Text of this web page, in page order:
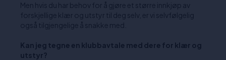
Men hvis du har behov for å gjøre et større innkjøp av
forskjellige klær og utstyr til deg selv, er vi selvfølgelig
også tilgjengelige å snakke med.
Kan jeg tegne en klubbavtale med dere for klær og
utstyr?